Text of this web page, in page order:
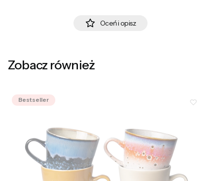
Oceń i opisz
Zobacz również
Bestseller